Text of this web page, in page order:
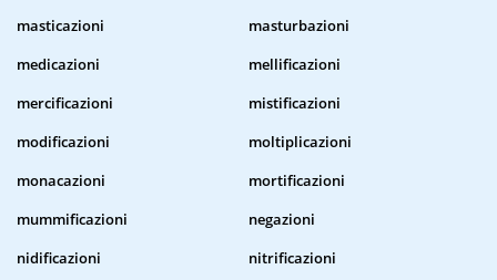
masticazioni
masturbazioni
medicazioni
mellificazioni
mercificazioni
mistificazioni
modificazioni
moltiplicazioni
monacazioni
mortificazioni
mummificazioni
negazioni
nidificazioni
nitrificazioni